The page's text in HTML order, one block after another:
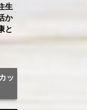
生
か
と
ッ